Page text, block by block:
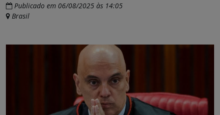
Publicado em 06/08/2025 às 14:05
Brasil